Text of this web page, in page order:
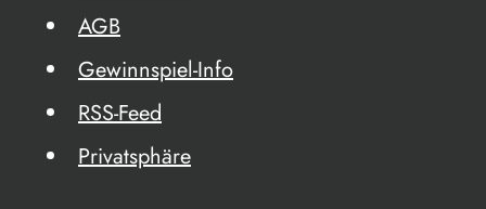
AGB
Gewinnspiel-Info
RSS-Feed
Privatsphäre